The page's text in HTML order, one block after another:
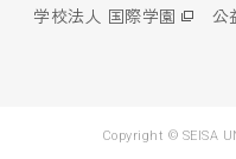
学校法人 国際学園
公
Copyright © SEISA